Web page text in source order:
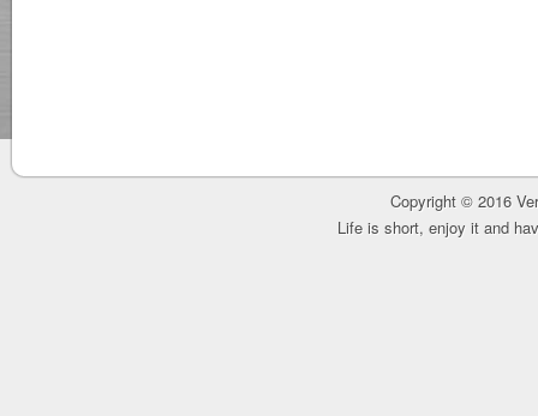
Copyright © 2016
Life is short, enjoy it and